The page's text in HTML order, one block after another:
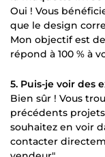
Oui ! Vous
que le design
Mon objectif est
répond à 100 % à
5. Puis-je voir des
Bien sûr ! Vous
précédents
souhaitez en voir
contacter